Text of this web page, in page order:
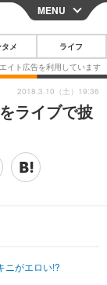
CLOSE
ートフォン
その他
・ドラマ
ブログ
MENU
タメ ライフ
ライブで披
ニがエロい!?
2018.3.10（土）19:36